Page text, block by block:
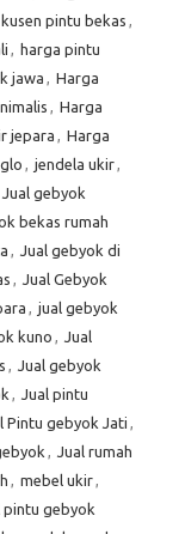
pintu bekas ,
, harga pintu
jawa , Harga
, Harga
jepara , Harga
, jendela ukir,
Jual gebyok
bekas rumah
, Jual gebyok di
, Jual Gebyok
, jual gebyok
kuno , Jual
, Jual gebyok
, Jual pintu
Pintu gebyok Jati ,
, Jual rumah
, mebel ukir,
pintu gebyok